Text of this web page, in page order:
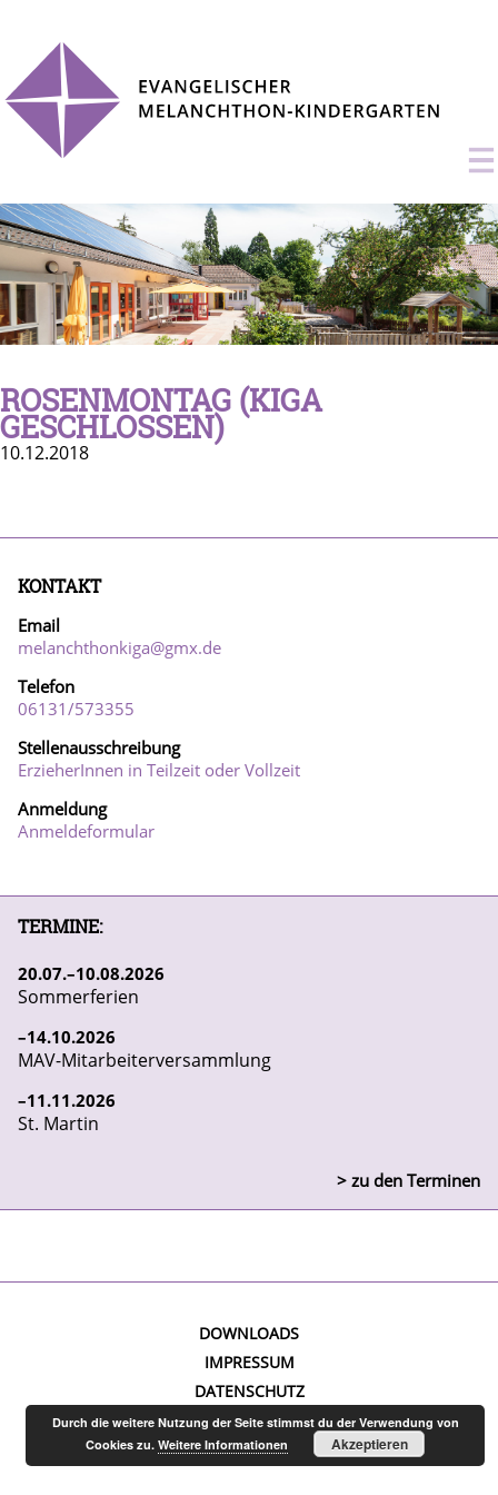
ROSENMONTAG (KIGA
GESCHLOSSEN)
10.12.2018
KONTAKT
Email
melanchthonkiga@gmx.de
Telefon
06131/573355
Stellenausschreibung
ErzieherInnen in Teilzeit oder Vollzeit
Anmeldung
Anmeldeformular
TERMINE:
20 07 10 08 2026
Sommerferien
14 10 2026
MAV-Mitarbeiterversammlung
11 11 2026
St. Martin
> zu den Terminen
DOWNLOADS
IMPRESSUM
DATENSCHUTZ
Durch die weitere Nutzung der Seite stimmst du der Verwendung von
Cookies zu.Weitere Informationen Akzeptieren